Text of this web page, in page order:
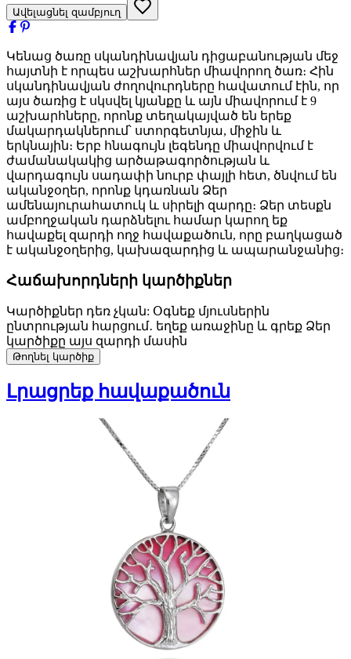
Ավելացնել զամբյուղ
Կենաց ծառը սկանդինավյան դիցաբանության մեջ
հայտնի է որպես աշխարհներ միավորող ծառ։ Հին
սկանդինավյան ժողովուրդները հավատում էին, որ
այս ծառից է սկսվել կյանքը և այն միավորում է 9
աշխարհները, որոնք տեղակայված են երեք
մակարդակներում՝ ստորգետնյա, միջին և
երկնային։ Երբ հնագույն լեգենդը միավորվում է
ժամանակակից արծաթագործության և
վարդագույն սադափի նուրբ փայլի հետ, ծնվում են
ականջօղեր, որոնք կդառնան Ձեր
ամենայուրահատուկ և սիրելի զարդը։ Ձեր տեսքն
ամբողջական դարձնելու համար կարող եք
հավաքել զարդի ողջ հավաքածուն, որը բաղկացած
է ականջօղերից, կախազարդից և ապարանջանից։
Հաճախորդների կարծիքներ
Կարծիքներ դեռ չկան: Օգնեք մյուսներին
ընտրության հարցում․ եղեք առաջինը և գրեք Ձեր
կարծիքը այս զարդի մասին
Թողնել կարծիք
Լրացրեք հավաքածուն